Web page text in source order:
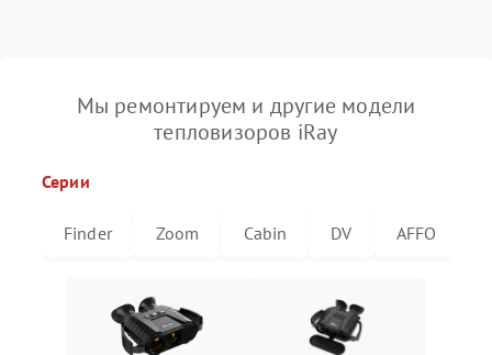
Мы ремонтируем и другие модели
тепловизоров iRay
Серии
Finder Zoom Cabin DV AFFO